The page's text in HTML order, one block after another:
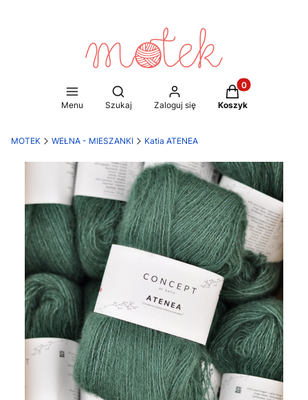
Menu
Otwórz wyszukiwarkę
Szukaj Zaloguj się
Produkty w
Koszyk
MOTEK WEŁNA - MIESZANKI Katia ATENEA